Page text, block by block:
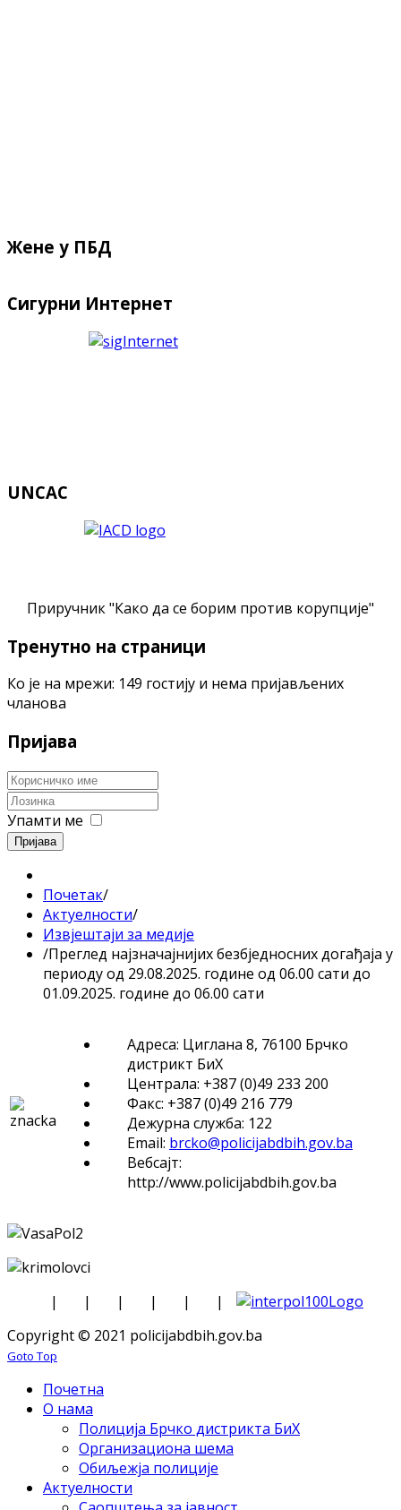
Жене у ПБД
Сигурни Интернет
UNCAC
Приручник "Како да се борим против корупције"
Тренутно на страници
Ко је на мрежи: 149 гостију и нема пријављених
чланова
Пријава
Упамти ме
Пријава
Почетак/
Актуелности/
Извјештаји за медије
/Преглед најзначајнијих безбједносних догађаја у
периоду од 29.08.2025. године од 06.00 сати до
01.09.2025. године до 06.00 сати
Адреса: Циглана 8, 76100 Брчко
дистрикт БиХ
Централа: +387 (0)49 233 200
Факс: +387 (0)49 216 779
Дежурна служба: 122
Email: brcko@policijabdbih.gov.ba
Вебсајт:
http://www.policijabdbih.gov.ba
| | | | |
|
Copyright © 2021 policijabdbih.gov.ba
Goto Top
Почетна
О нама
Полиција Брчко дистрикта БиХ
Организациона шема
Обиљежја полиције
Актуелности